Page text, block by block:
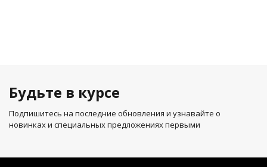
Будьте в курсе
Подпишитесь на последние обновления и узнавайте о
новинках и специальных предложениях первыми